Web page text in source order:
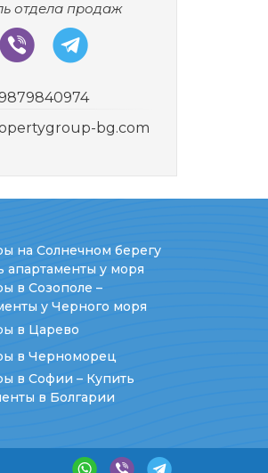
отдела продаж
bg.com
на Солнечном берегу
апартаменты у моря
в Созополе –
у Черного моря
в Царево
в Черноморец
в Софии – Купить
в Болгарии